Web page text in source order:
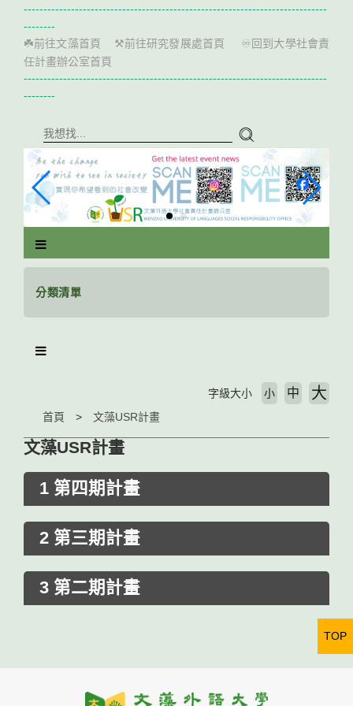
-----------------------------------------------------------------------------
--------
☘️前往文藻首頁 ⚒️前往研究發展處首頁 ♾️ 回到大學社會責
任計畫辦公室首頁
-----------------------------------------------------------------------------
--------
分類清單
首頁 文藻USR計畫
字級大小 小 中 大
文藻USR計畫
1 第四期計畫
2 第三期計畫
3 第二期計畫
TOP